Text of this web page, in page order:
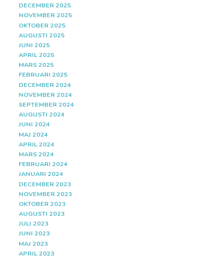
DECEMBER 2025
NOVEMBER 2025
OKTOBER 2025
AUGUSTI 2025
JUNI 2025
APRIL 2025
MARS 2025
FEBRUARI 2025
DECEMBER 2024
NOVEMBER 2024
SEPTEMBER 2024
AUGUSTI 2024
JUNI 2024
MAJ 2024
APRIL 2024
MARS 2024
FEBRUARI 2024
JANUARI 2024
DECEMBER 2023
NOVEMBER 2023
OKTOBER 2023
AUGUSTI 2023
JULI 2023
JUNI 2023
MAJ 2023
APRIL 2023